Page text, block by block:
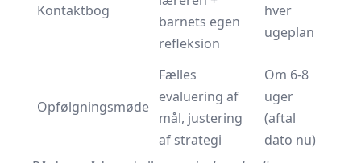
Kontaktbog
barnets egen
refleksion
hver
ugeplan
Opfølgningsmøde
Fælles
evaluering af
mål, justering
af strategi
Om 6-8
uger
(aftal
dato nu)